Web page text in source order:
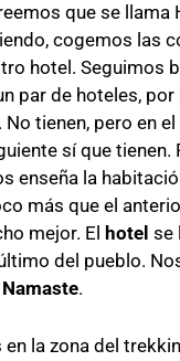
que se llama
cogemos las
hotel. Seguimos
par de hoteles,
tienen, pero en
sí que tienen.
enseña la
más que el
mejor. El hotel se
del pueblo.
.
la zona del